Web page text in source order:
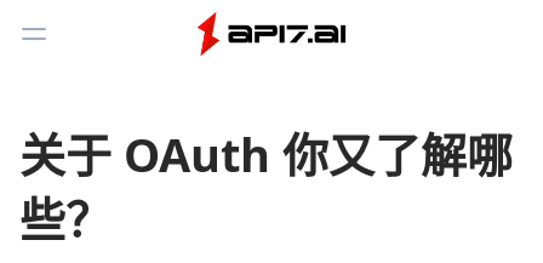
Toggle Menu
关于 OAuth 你又了解哪
些？